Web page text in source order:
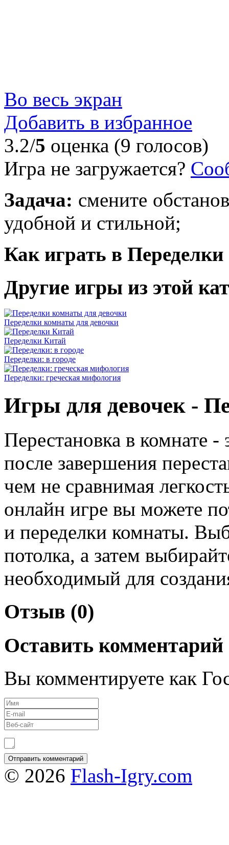
Во весь экран
Добавить в избранное
3.2/5 оценка (9 голосов)
Игра не загружается?
Задача: смените
удобной и стильной;
Как играть в
Другие игры из этой
Переделки комнаты для девочки
Переделки Китай
Переделки: в городе
Переделки: греческая мифология
Игры для девочек -
Перестановка в комнате -
после завершения
чем не сравнимая
онлайн игре вы можете
и переделки комнаты.
потолка, а затем
необходимый для
Отзыв (0)
Оставить комментарий
Вы комментируете как
© 2026 Flash-Igry.com